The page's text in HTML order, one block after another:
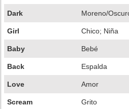
Dark Moreno/
Girl Chico; Niña
Baby Bebé
Back Espalda
Love Amor
Scream Grito